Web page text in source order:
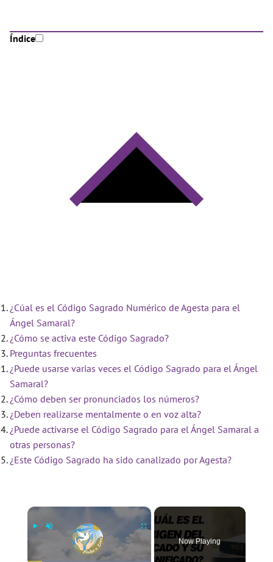
Índice
¿Cúal es el Código Sagrado Numérico de Agesta para el
Ángel Samaral?
¿Cómo se activa este Código Sagrado?
Preguntas frecuentes
¿Puede usarse varias veces el Código Sagrado para el Ángel
Samaral?
¿Cómo deben ser pronunciados los números?
¿Deben realizarse mentalmente o en voz alta?
¿Puede activarse el Código Sagrado para el Ángel Samaral a
otras personas?
¿Este Código Sagrado ha sido canalizado por Agesta?
×
Now Playing